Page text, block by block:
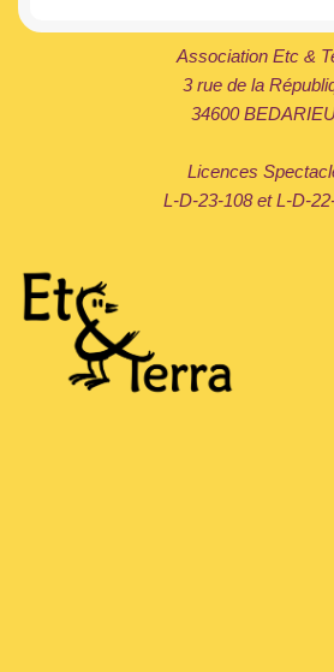
Association Etc &
3 rue de la
34600
Licences
L-D-23-108 et L-D-